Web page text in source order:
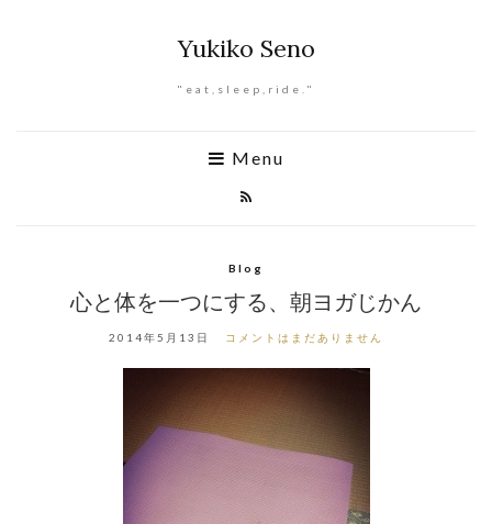
Yukiko Seno
"eat,sleep,ride."
Menu
Blog
心と体を一つにする、朝ヨガじかん
2014年5月13日 コメントはまだありません